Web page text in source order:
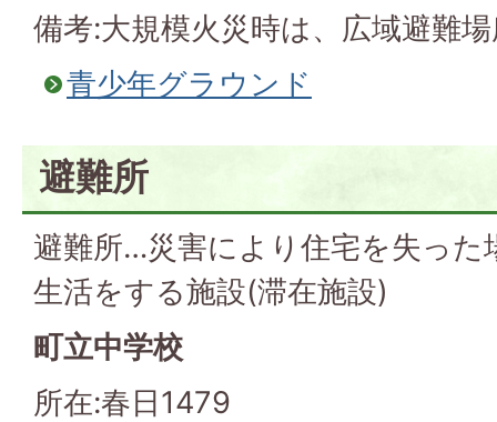
備考:大規模火災時は、広域避難
青少年グラウンド
避難所
避難所…災害により住宅を失った
生活をする施設(滞在施設)
町立中学校
所在:春日1479